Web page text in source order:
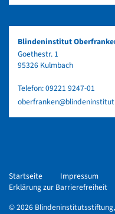
Blindeninstitut
Goethestr. 1
95326 Kulmbach
Telefon:09221 9247-01
Startseite Impressum
Erklärung zur Barrierefreiheit
© 2026